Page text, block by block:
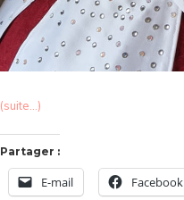
(suite…)
Partager :
E-mail Facebook